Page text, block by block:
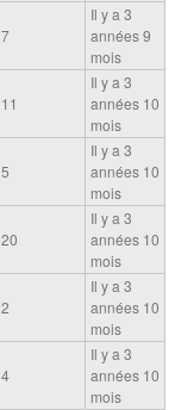
7
Il y a 3
années 9
mois
11
Il y a 3
années 10
mois
5
Il y a 3
années 10
mois
20
Il y a 3
années 10
mois
2
Il y a 3
années 10
mois
4
Il y a 3
années 10
mois